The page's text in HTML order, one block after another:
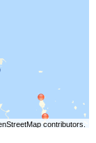
contributors.